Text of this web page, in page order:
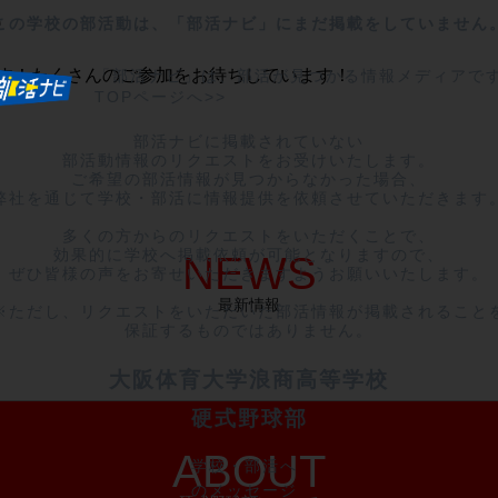
「部活ナビ」は、部活が見つかる情報メディアです
効果的に学校へ掲載依頼が可能となりますので、
ぜひ皆様の声をお寄せいただきますようお願いいたします。
だし、リクエストをいただいた部活情報が掲載されることを
硬式野球部
学校・部活へ
のメッセージ
たくさんのご参加をお待ちしています！
最新情報
NEWS
ABOUT